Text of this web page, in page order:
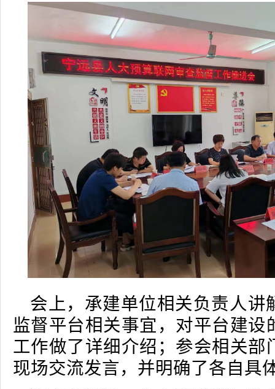
会上，承建单位相关负责人讲
监督平台相关事宜，对平台建设
工作做了详细介绍；参会相关部
现场交流发言，并明确了各自具